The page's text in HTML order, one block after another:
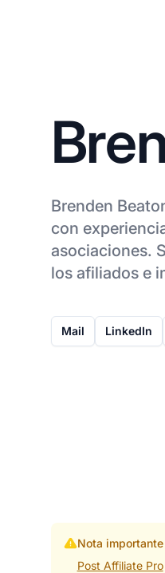
Brenden
con
asociaciones.
los afiliados e
Mail LinkedIn
Nota importante
Post Affiliate Pro